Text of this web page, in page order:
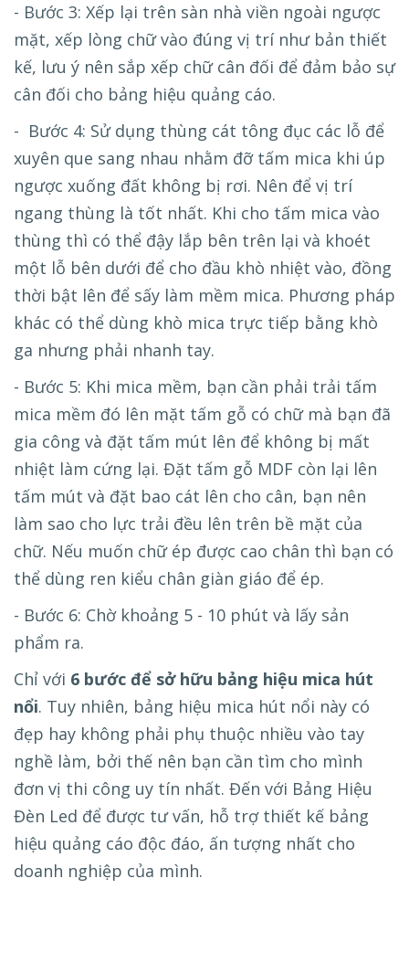
- Bước 3: Xếp lại trên sàn nhà viền ngoài ngược
mặt, xếp lòng chữ vào đúng vị trí như bản thiết
kế, lưu ý nên sắp xếp chữ cân đối để đảm bảo sự
cân đối cho bảng hiệu quảng cáo.
- Bước 4: Sử dụng thùng cát tông đục các lỗ để
xuyên que sang nhau nhằm đỡ tấm mica khi úp
ngược xuống đất không bị rơi. Nên để vị trí
ngang thùng là tốt nhất. Khi cho tấm mica vào
thùng thì có thể đậy lắp bên trên lại và khoét
một lỗ bên dưới để cho đầu khò nhiệt vào, đồng
thời bật lên để sấy làm mềm mica. Phương pháp
khác có thể dùng khò mica trực tiếp bằng khò
ga nhưng phải nhanh tay.
- Bước 5: Khi mica mềm, bạn cần phải trải tấm
mica mềm đó lên mặt tấm gỗ có chữ mà bạn đã
gia công và đặt tấm mút lên để không bị mất
nhiệt làm cứng lại. Đặt tấm gỗ MDF còn lại lên
tấm mút và đặt bao cát lên cho cân, bạn nên
làm sao cho lực trải đều lên trên bề mặt của
chữ. Nếu muốn chữ ép được cao chân thì bạn có
thể dùng ren kiểu chân giàn giáo để ép.
- Bước 6: Chờ khoảng 5 - 10 phút và lấy sản
phẩm ra.
Chỉ với 6 bước để sở hữu bảng hiệu mica hút
nổi. Tuy nhiên, bảng hiệu mica hút nổi này có
đẹp hay không phải phụ thuộc nhiều vào tay
nghề làm, bởi thế nên bạn cần tìm cho mình
đơn vị thi công uy tín nhất. Đến với Bảng Hiệu
Đèn Led để được tư vấn, hỗ trợ thiết kế bảng
hiệu quảng cáo độc đáo, ấn tượng nhất cho
doanh nghiệp của mình.